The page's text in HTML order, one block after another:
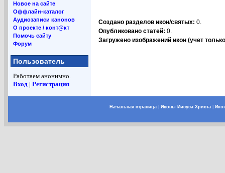
Новое на сайте
Оффлайн-каталог
Аудиозаписи канонов
О проекте / конт@кт
Помочь сайту
Форум
Пользователь
Работаем анонимно.
Вход | Регистрация
Создано разделов икон/святых: 0.
Опубликовано статей: 0.
Загружено изображений икон (учет
Начальная страница| Иконы Иисуса Христа|